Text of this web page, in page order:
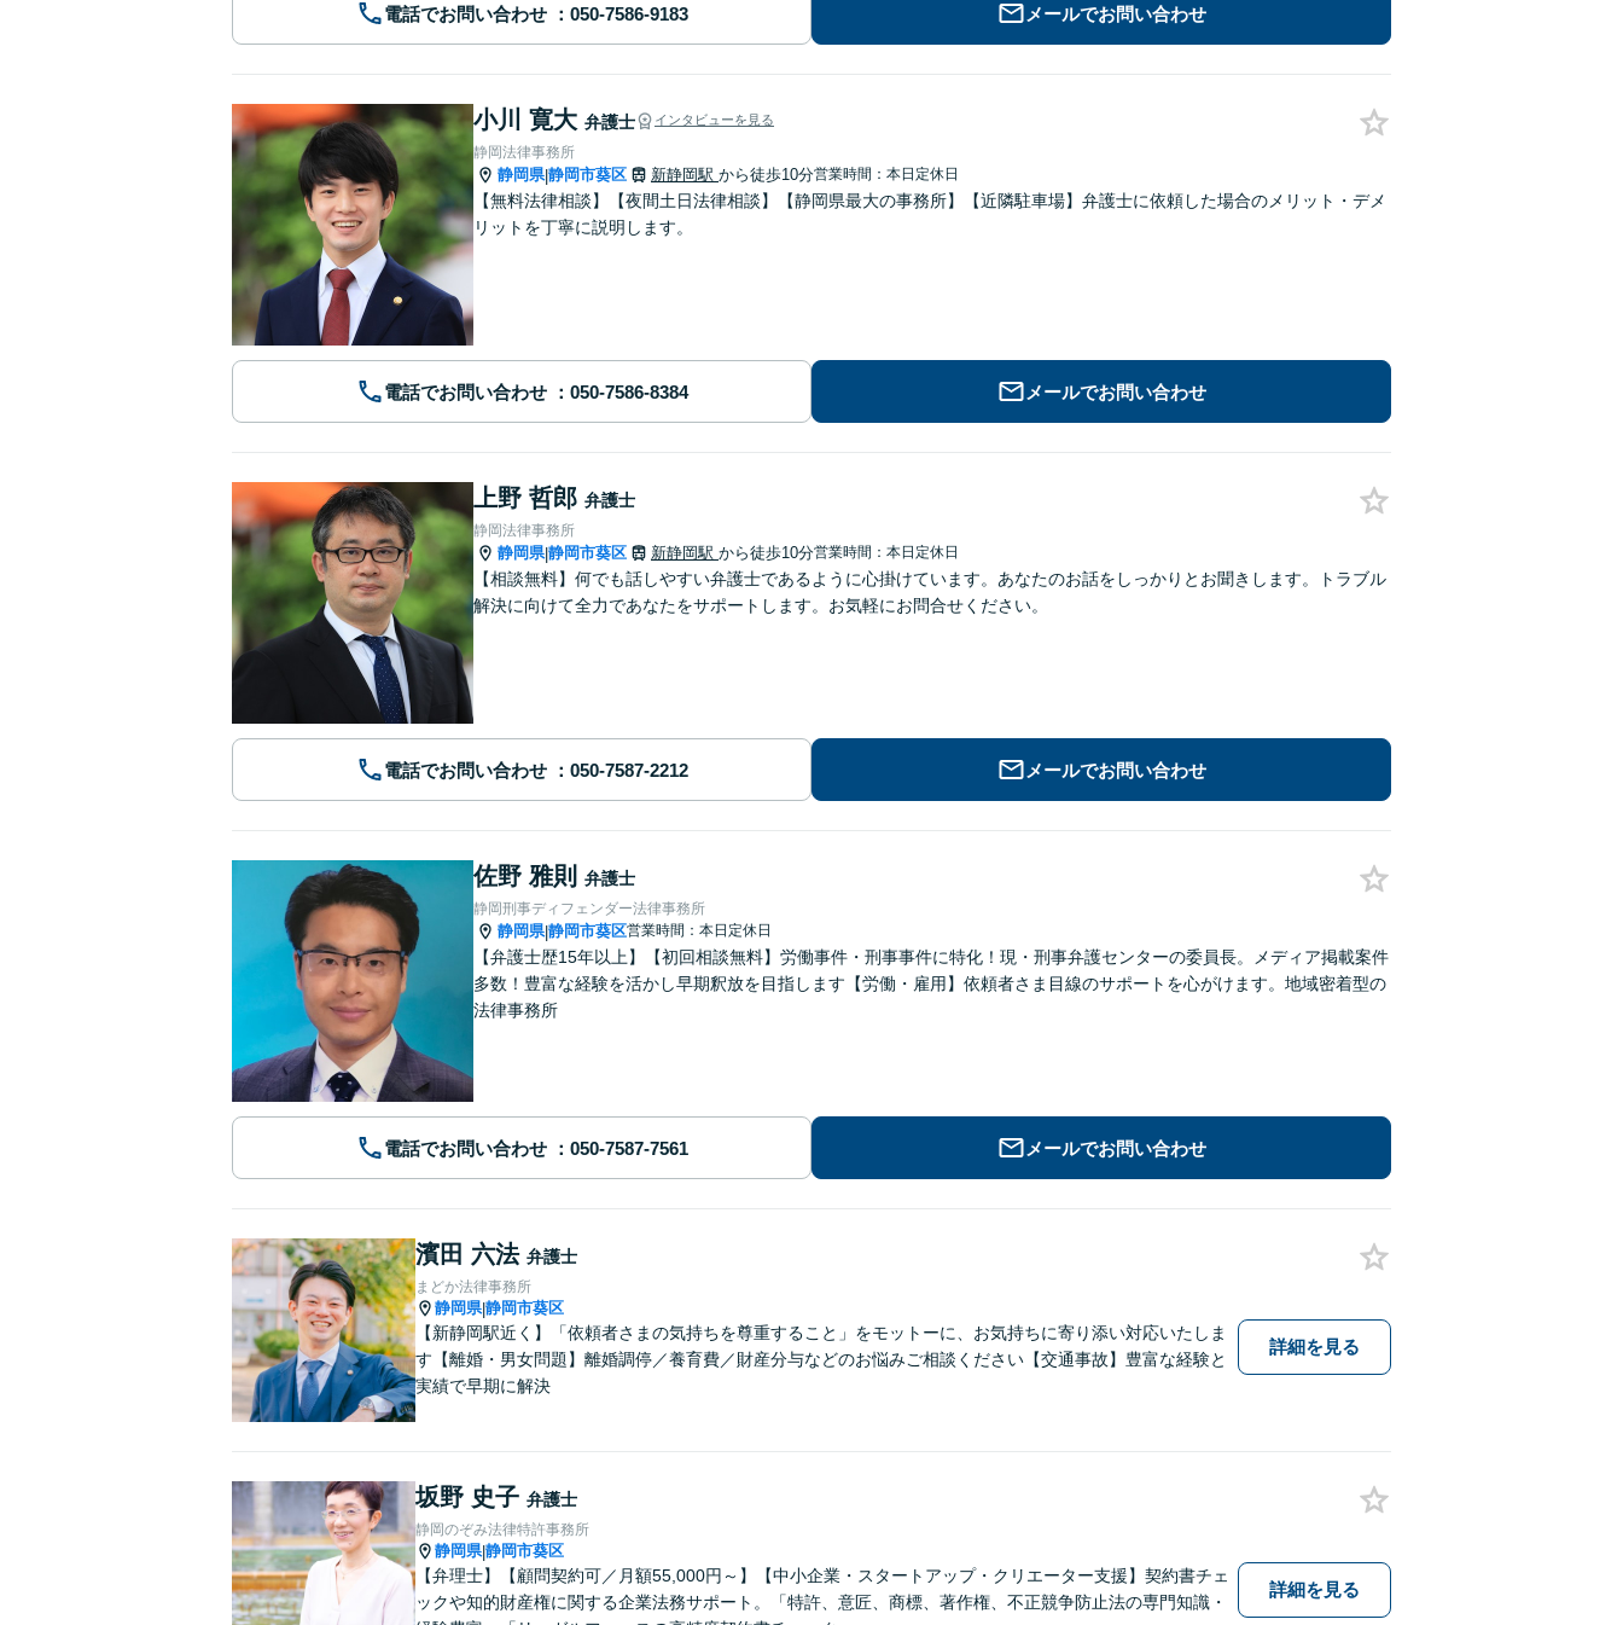
電話でお問い合わせ メールでお問い合わせ
小川 寛大 弁護士 インタビューを見る
静岡法律事務所
静岡県|静岡市葵区 新静岡駅 から徒歩10分営業時間：本日定休日
【無料法律相談】【夜間土日法律相談】【静岡県最大の事務所】【近隣駐車場】弁護士に依頼した場合のメリット・デメ
リットを丁寧に説明します。
電話でお問い合わせ メールでお問い合わせ
上野 哲郎 弁護士
静岡法律事務所
静岡県|静岡市葵区 新静岡駅 から徒歩10分営業時間：本日定休日
【相談無料】何でも話しやすい弁護士であるように心掛けています。あなたのお話をしっかりとお聞きします。トラブル
解決に向けて全力であなたをサポートします。お気軽にお問合せください。
電話でお問い合わせ メールでお問い合わせ
佐野 雅則 弁護士
静岡刑事ディフェンダー法律事務所
静岡県|静岡市葵区営業時間：本日定休日
【弁護士歴15年以上】【初回相談無料】労働事件・刑事事件に特化！現・刑事弁護センターの委員長。メディア掲載案件
多数！豊富な経験を活かし早期釈放を目指します【労働・雇用】依頼者さま目線のサポートを心がけます。地域密着型の
法律事務所
電話でお問い合わせ メールでお問い合わせ
濱田 六法 弁護士
まどか法律事務所
静岡県|静岡市葵区
【新静岡駅近く】「依頼者さまの気持ちを尊重すること」をモットーに、お気持ちに寄り添い対応いたしま
す【離婚・男女問題】離婚調停／養育費／財産分与などのお悩みご相談ください【交通事故】豊富な経験と
実績で早期に解決
詳細を見る
坂野 史子 弁護士
静岡のぞみ法律特許事務所
静岡県|静岡市葵区
【弁理士】【顧問契約可／月額55,000円～】【中小企業・スタートアップ・クリエーター支援】契約書チェ
ックや知的財産権に関する企業法務サポート。「特許、意匠、商標、著作権、不正競争防止法の専門知識・
詳細を見る